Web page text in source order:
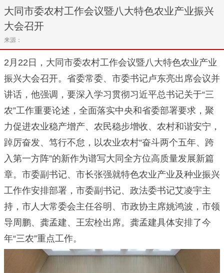
大同市委农村工作会议暨八大特色农业产业振兴
大会召开
来源：
2月22日，大同市委农村工作会议暨八大特色农业产业
振兴大会召开。省委常委、市委书记卢东亮出席会议并
讲话，他强调，要深入学习贯彻习近平总书记关于“三
农”工作重要论述，全面落实中央和省委部署要求，聚
力促进农业稳产增产、农民稳步增收、农村和谐安宁，
踔厉奋发、笃行不怠，以农业农村“奋斗两个五年、跨
入第一方阵”的新作为谱写大同全方位高质量发展新篇
章。市委副书记、市长张强就特色农业产业及种业振兴
工作作安排部署，市委副书记、政法委书记艾凌宇主
持，市人大常委会主任谷明、市政协主席姚鸿波，市领
导周鹏、龚孟建、王宏栓出席。龚孟建具体安排了今
年“三农”重点工作。